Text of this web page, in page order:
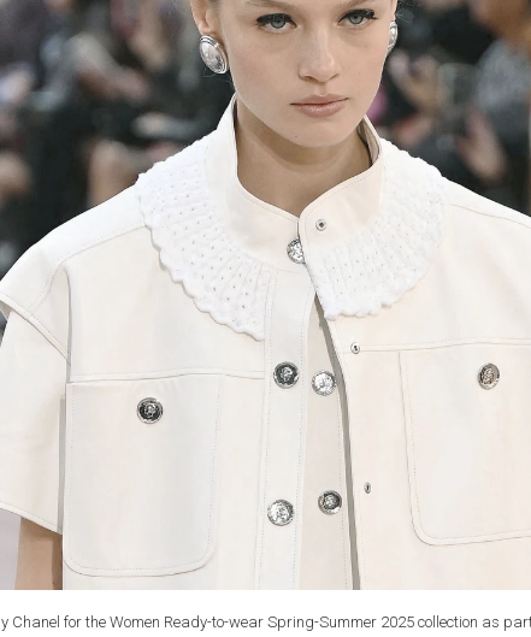
Chanel for the Women Ready-to-wear Spring-Summer 2025 collection as